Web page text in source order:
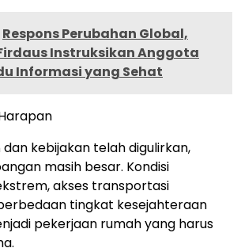
Respons Perubahan Global,
Instruksikan Anggota
Informasi yang Sehat
kebijakan telah digulirkan,
masih besar. Kondisi
akses transportasi
tingkat kesejahteraan
pekerjaan rumah yang harus